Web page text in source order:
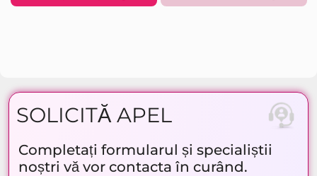
SOLICITĂ APEL
Completați formularul și specialiștii
noștri vă vor contacta în curând.